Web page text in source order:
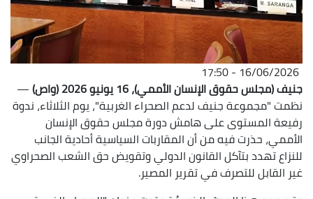
16/06/2026 - 17:50
جنيف (مجلس حقوق الإنسان الأممي)، 16 يونيو 2026 (واص)
—
نظمت "مجموعة جنيف لدعم الصحراء الغربية"، يوم الثلاثاء، ندوة
رفيعة المستوى على هامش دورة مجلس حقوق الإنسان
الأممي، حذرت فيه من أن المقاربات السياسية أحادية الجانب
للنزاع تهدد بتآكل القانون الدولي وتقويض حق الشعب الصحراوي
غير القابل للتصرف في تقرير المصير.